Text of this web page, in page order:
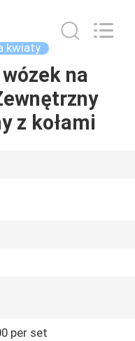
kwiaty
na
z kołami
per set